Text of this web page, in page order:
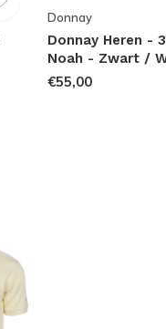
Donnay
Donnay Heren -
Noah - Zwart /
€55,00